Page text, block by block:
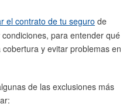
el contrato de tu seguro de
para entender qué
y evitar problemas en
de las exclusiones más